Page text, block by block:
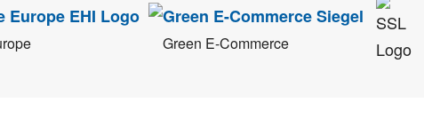
Green E-Commerce